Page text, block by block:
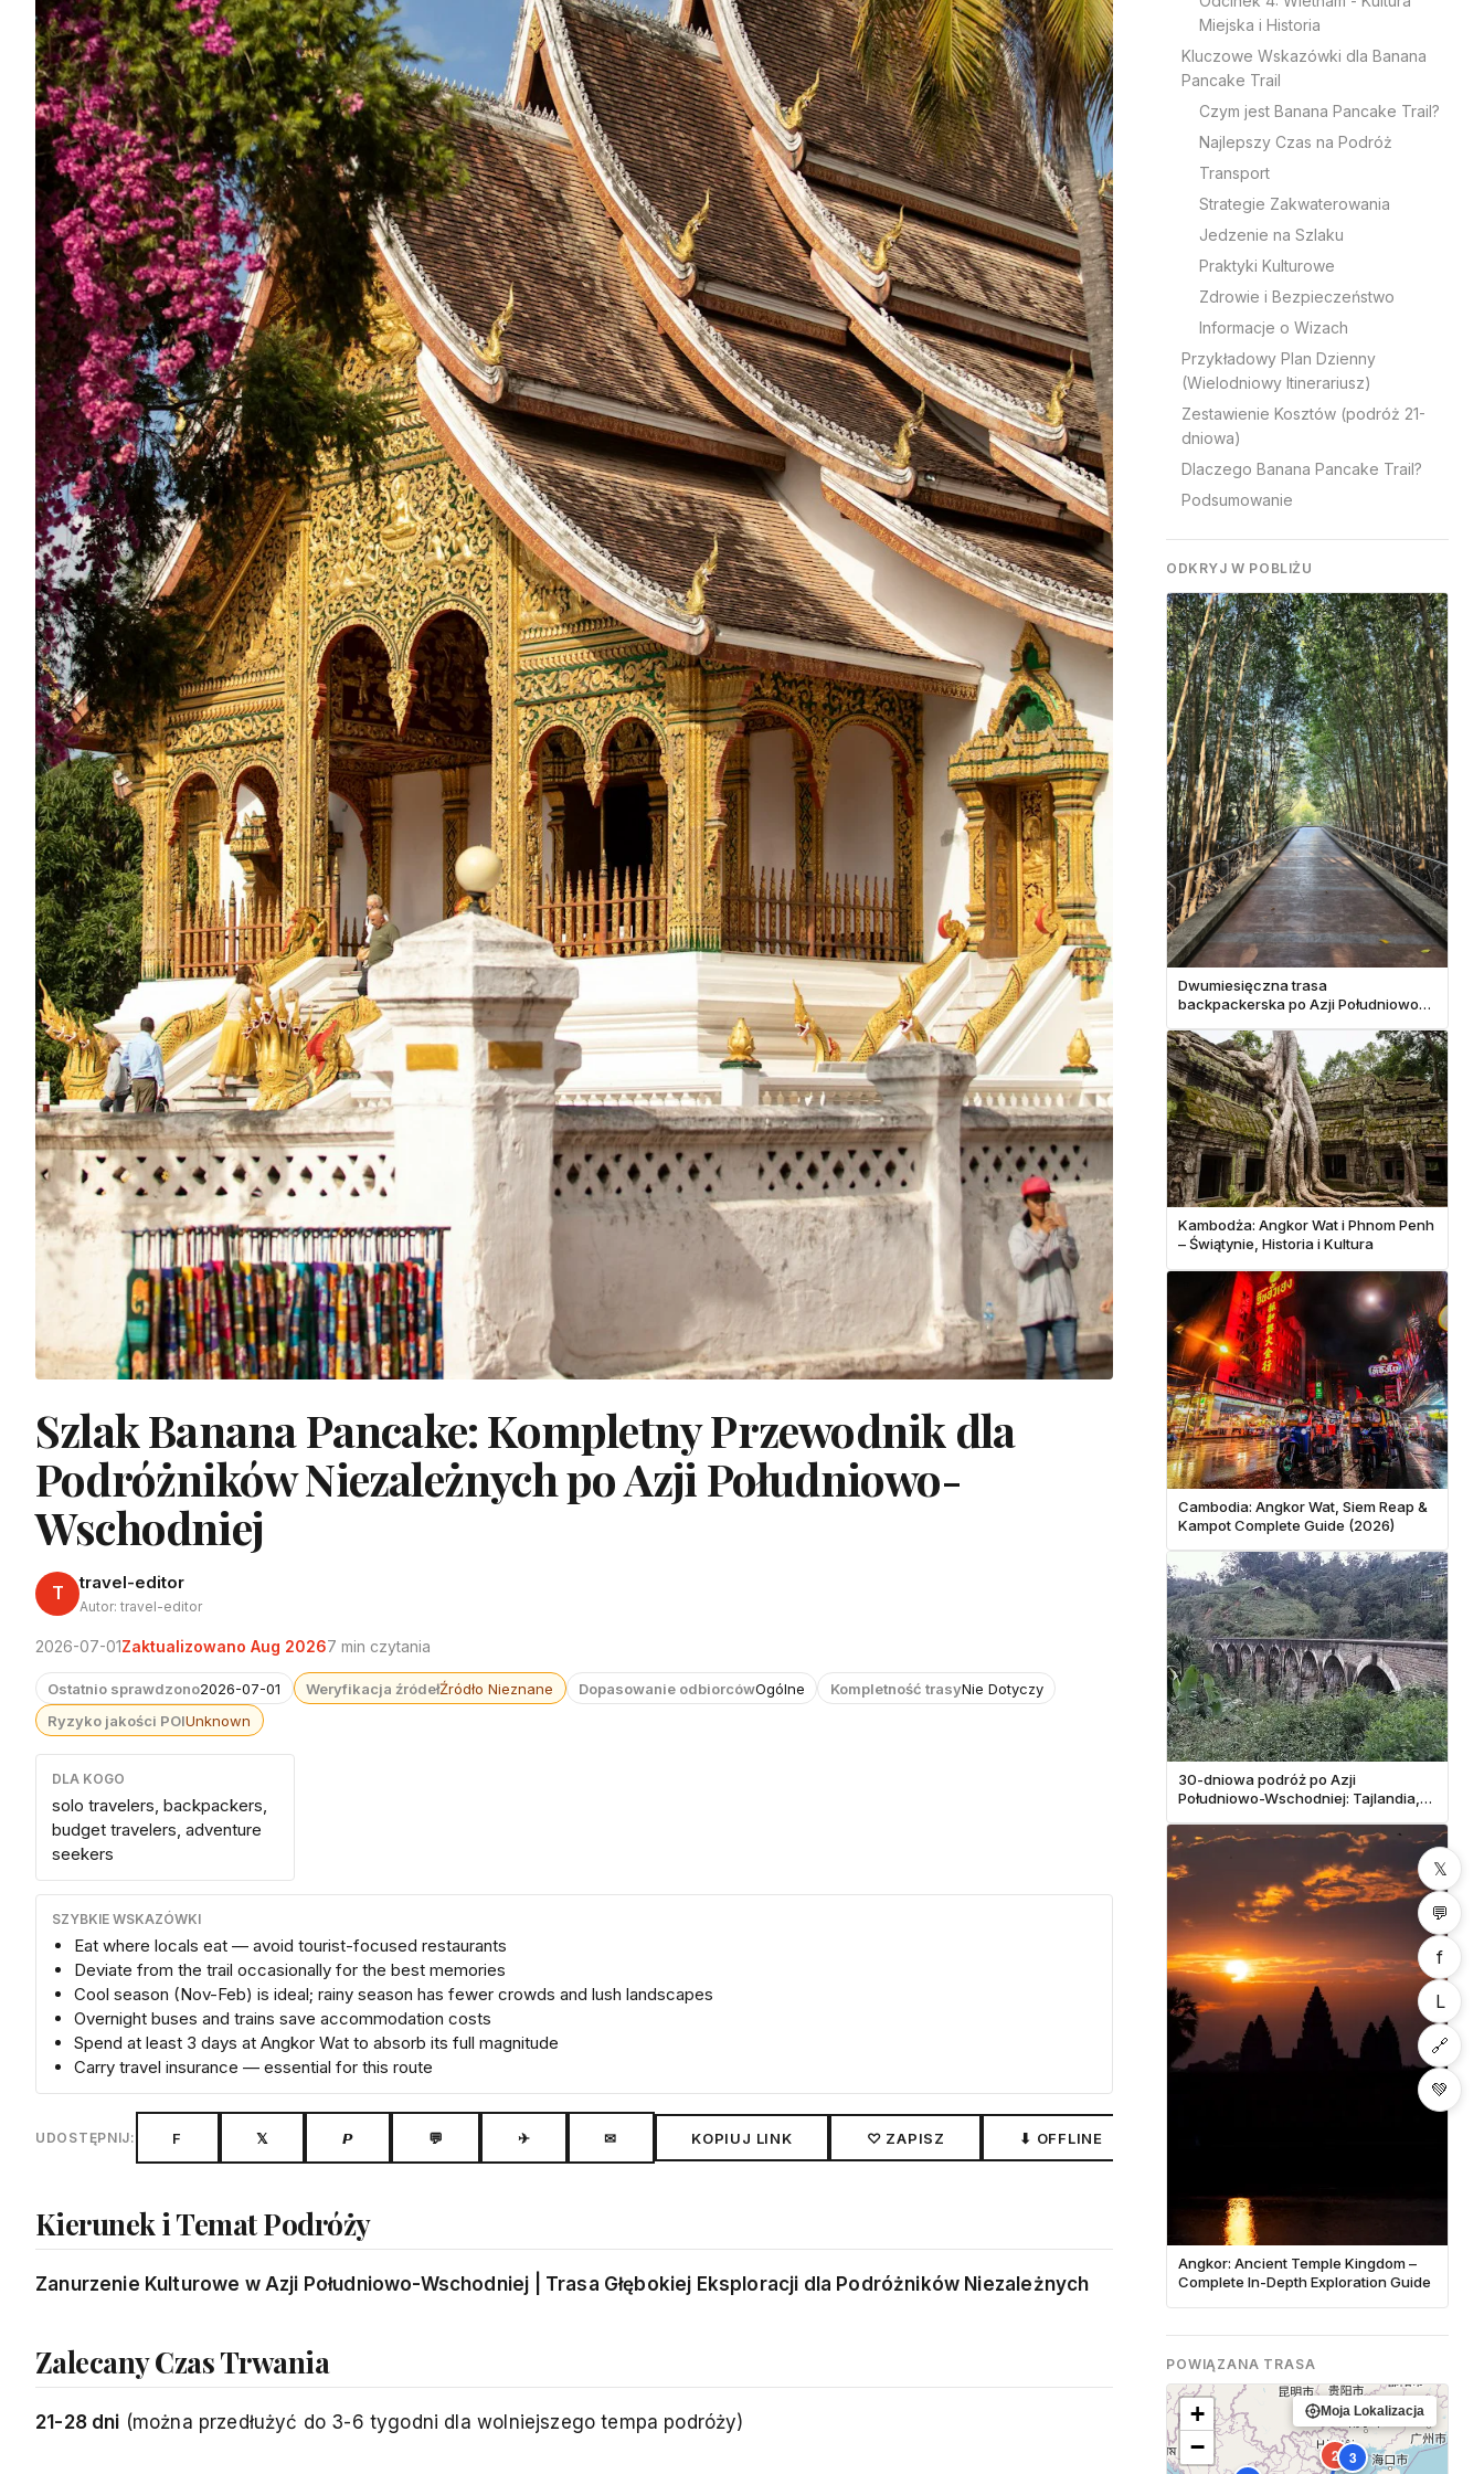
Szlak Banana Pancake: Kompletny Przewodnik dla
Podróżników Niezależnych po Azji Południowo-
Wschodniej
T travel-editor
Autor: travel-editor
2026-07-01Zaktualizowano Aug 20267 min czytania
Ostatnio sprawdzono2026-07-01 Weryfikacja źródełŹródło Nieznane Dopasowanie odbiorcówOgólne Kompletność trasyNie Dotyczy
Ryzyko jakości POIUnknown
DLA KOGO
solo travelers, backpackers,
budget travelers, adventure
seekers
SZYBKIE WSKAZÓWKI
Eat where locals eat — avoid tourist-focused restaurants
Deviate from the trail occasionally for the best memories
Cool season (Nov-Feb) is ideal; rainy season has fewer crowds and lush landscapes
Overnight buses and trains save accommodation costs
Spend at least 3 days at Angkor Wat to absorb its full magnitude
Carry travel insurance — essential for this route
UDOSTĘPNIJ: F 𝕏 𝙋 💬 ✈ ✉ KOPIUJ LINK ♡ ZAPISZ ⬇ OFFLINE
Kierunek i Temat Podróży
Zanurzenie Kulturowe w Azji Południowo-Wschodniej | Trasa Głębokiej Eksploracji dla Podróżników Niezależnych
Zalecany Czas Trwania
21-28 dni (można przedłużyć do 3-6 tygodni dla wolniejszego tempa podróży)
Miejska i Historia
Kluczowe Wskazówki dla Banana
Pancake Trail
Czym jest Banana Pancake Trail?
Najlepszy Czas na Podróż
Transport
Strategie Zakwaterowania
Jedzenie na Szlaku
Praktyki Kulturowe
Zdrowie i Bezpieczeństwo
Informacje o Wizach
Przykładowy Plan Dzienny
(Wielodniowy Itinerariusz)
Zestawienie Kosztów (podróż 21-
dniowa)
Dlaczego Banana Pancake Trail?
Podsumowanie
ODKRYJ W POBLIŻU
Dwumiesięczna trasa
backpackerska po Azji Południowo-
Kambodża: Angkor Wat i Phnom Penh
– Świątynie, Historia i Kultura
Cambodia: Angkor Wat, Siem Reap &
Kampot Complete Guide (2026)
30-dniowa podróż po Azji
Południowo-Wschodniej: Tajlandia,
Angkor: Ancient Temple Kingdom –
Complete In-Depth Exploration Guide
POWIĄZANA TRASA
2 3
+
−
Moja Lokalizacja
𝕏
💬
f
L
🔗
💚